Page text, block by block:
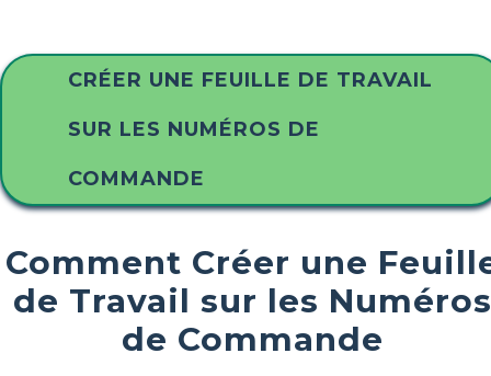
CRÉER UNE FEUILLE DE TRAVAIL
SUR LES NUMÉROS DE
COMMANDE
Comment Créer une
de Travail sur les Numéros
de Commande